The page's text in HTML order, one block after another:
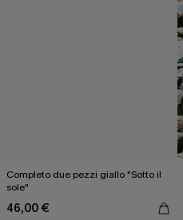
Completo due pezzi giallo "Sotto il
sole"
46,00 €